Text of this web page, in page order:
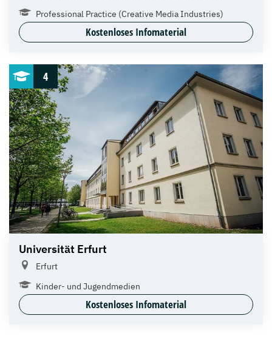
Professional Practice (Creative Media Industries)
Kostenloses Infomaterial
4
Universität Erfurt
Erfurt
Kinder- und Jugendmedien
Kostenloses Infomaterial